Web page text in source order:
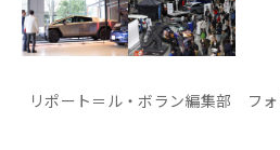
リポート＝ル・ボラン編集部 フ